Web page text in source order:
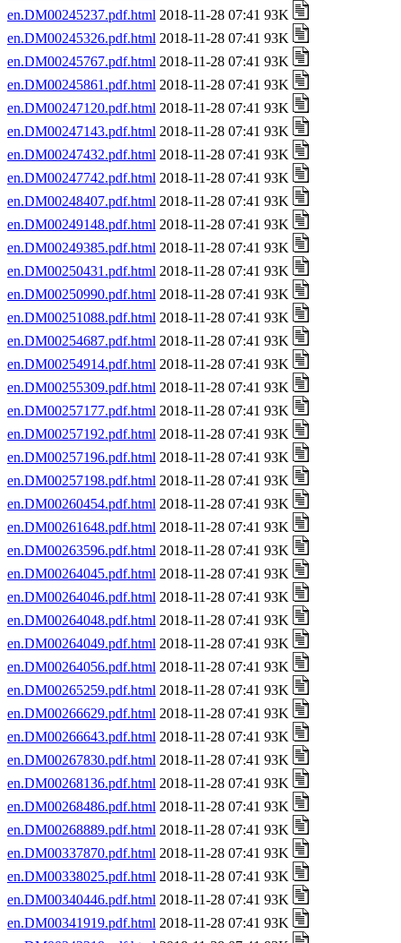
en.DM00245237.pdf.html 2018-11-28 07:41 93K
en.DM00245326.pdf.html 2018-11-28 07:41 93K
en.DM00245767.pdf.html 2018-11-28 07:41 93K
en.DM00245861.pdf.html 2018-11-28 07:41 93K
en.DM00247120.pdf.html 2018-11-28 07:41 93K
en.DM00247143.pdf.html 2018-11-28 07:41 93K
en.DM00247432.pdf.html 2018-11-28 07:41 93K
en.DM00247742.pdf.html 2018-11-28 07:41 93K
en.DM00248407.pdf.html 2018-11-28 07:41 93K
en.DM00249148.pdf.html 2018-11-28 07:41 93K
en.DM00249385.pdf.html 2018-11-28 07:41 93K
en.DM00250431.pdf.html 2018-11-28 07:41 93K
en.DM00250990.pdf.html 2018-11-28 07:41 93K
en.DM00251088.pdf.html 2018-11-28 07:41 93K
en.DM00254687.pdf.html 2018-11-28 07:41 93K
en.DM00254914.pdf.html 2018-11-28 07:41 93K
en.DM00255309.pdf.html 2018-11-28 07:41 93K
en.DM00257177.pdf.html 2018-11-28 07:41 93K
en.DM00257192.pdf.html 2018-11-28 07:41 93K
en.DM00257196.pdf.html 2018-11-28 07:41 93K
en.DM00257198.pdf.html 2018-11-28 07:41 93K
en.DM00260454.pdf.html 2018-11-28 07:41 93K
en.DM00261648.pdf.html 2018-11-28 07:41 93K
en.DM00263596.pdf.html 2018-11-28 07:41 93K
en.DM00264045.pdf.html 2018-11-28 07:41 93K
en.DM00264046.pdf.html 2018-11-28 07:41 93K
en.DM00264048.pdf.html 2018-11-28 07:41 93K
en.DM00264049.pdf.html 2018-11-28 07:41 93K
en.DM00264056.pdf.html 2018-11-28 07:41 93K
en.DM00265259.pdf.html 2018-11-28 07:41 93K
en.DM00266629.pdf.html 2018-11-28 07:41 93K
en.DM00266643.pdf.html 2018-11-28 07:41 93K
en.DM00267830.pdf.html 2018-11-28 07:41 93K
en.DM00268136.pdf.html 2018-11-28 07:41 93K
en.DM00268486.pdf.html 2018-11-28 07:41 93K
en.DM00268889.pdf.html 2018-11-28 07:41 93K
en.DM00337870.pdf.html 2018-11-28 07:41 93K
en.DM00338025.pdf.html 2018-11-28 07:41 93K
en.DM00340446.pdf.html 2018-11-28 07:41 93K
en.DM00341919.pdf.html 2018-11-28 07:41 93K